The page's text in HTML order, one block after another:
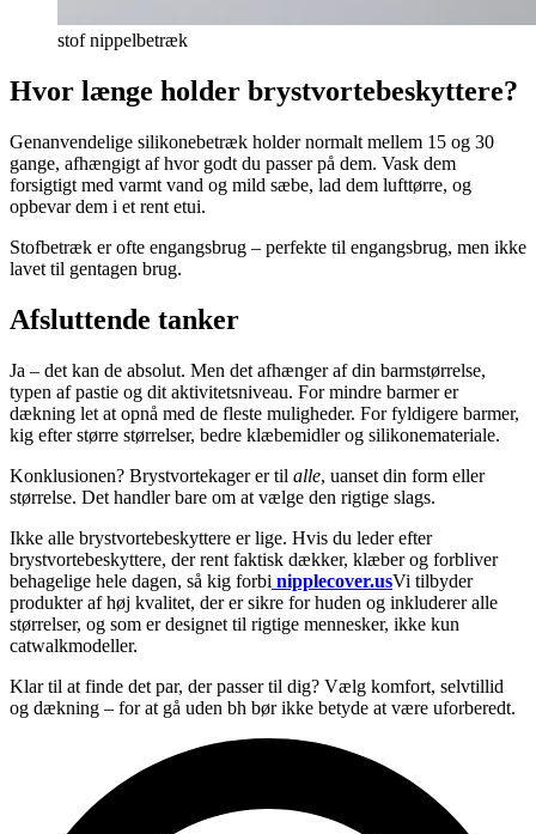
stof nippelbetræk
Hvor længe holder brystvortebeskyttere?
Genanvendelige silikonebetræk holder normalt mellem 15 og 30
gange, afhængigt af hvor godt du passer på dem. Vask dem
forsigtigt med varmt vand og mild sæbe, lad dem lufttørre, og
opbevar dem i et rent etui.
Stofbetræk er ofte engangsbrug – perfekte til engangsbrug, men ikke
lavet til gentagen brug.
Afsluttende tanker
Ja – det kan de absolut. Men det afhænger af din barmstørrelse,
typen af pastie og dit aktivitetsniveau. For mindre barmer er
dækning let at opnå med de fleste muligheder. For fyldigere barmer,
kig efter større størrelser, bedre klæbemidler og silikonemateriale.
Konklusionen? Brystvortekager er til alle, uanset din form eller
størrelse. Det handler bare om at vælge den rigtige slags.
Ikke alle brystvortebeskyttere er lige. Hvis du leder efter
brystvortebeskyttere, der rent faktisk dækker, klæber og forbliver
behagelige hele dagen, så kig forbi nipplecover.usVi tilbyder
produkter af høj kvalitet, der er sikre for huden og inkluderer alle
størrelser, og som er designet til rigtige mennesker, ikke kun
catwalkmodeller.
Klar til at finde det par, der passer til dig? Vælg komfort, selvtillid
og dækning – for at gå uden bh bør ikke betyde at være uforberedt.